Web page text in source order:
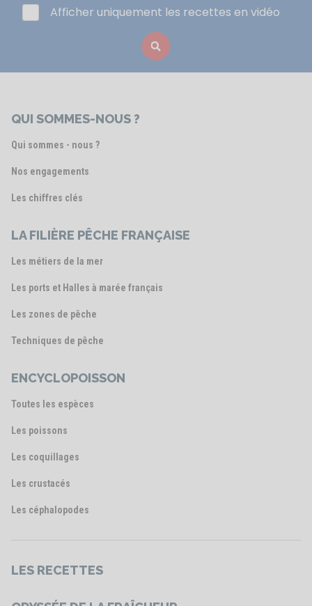
Afficher uniquement les recettes en vidéo
QUI SOMMES-NOUS ?
Qui sommes - nous ?
Nos engagements
Les chiffres clés
LA FILIÈRE PÊCHE FRANÇAISE
Les métiers de la mer
Les ports et Halles à marée français
Les zones de pêche
Techniques de pêche
ENCYCLOPOISSON
Toutes les espèces
Les poissons
Les coquillages
Les crustacés
Les céphalopodes
LES RECETTES